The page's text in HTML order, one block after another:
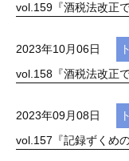
vol.159『酒税法改正
2023年10月06日
vol.158『酒税法改正
2023年09月08日
vol.157『記録ずくめ